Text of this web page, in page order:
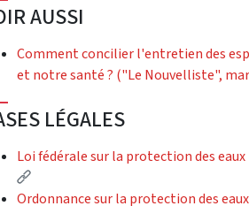
AUSSI
Comment concilier l'entretien des
et notre santé ? ("Le Nouvelliste",
LÉGALES
Loi fédérale sur la protection des eaux
(External link)
Ordonnance sur la protection des eaux